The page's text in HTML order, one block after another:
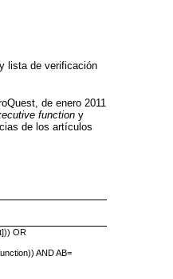
lista de verificación
de enero 2011
function y
de los artículos
OR
AND AB=